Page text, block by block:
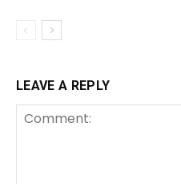
LEAVE A REPLY